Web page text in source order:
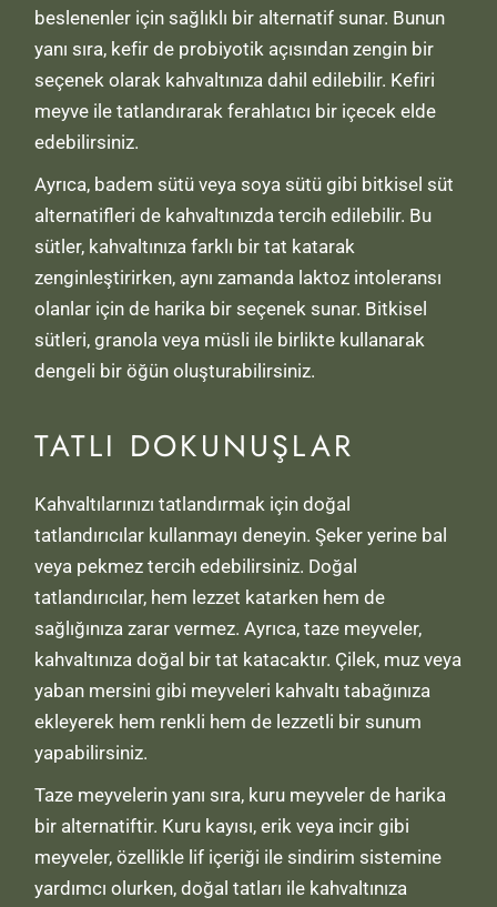
beslenenler için sağlıklı bir alternatif sunar. Bunun
yanı sıra, kefir de probiyotik açısından zengin bir
seçenek olarak kahvaltınıza dahil edilebilir. Kefiri
meyve ile tatlandırarak ferahlatıcı bir içecek elde
edebilirsiniz.
Ayrıca, badem sütü veya soya sütü gibi bitkisel süt
alternatifleri de kahvaltınızda tercih edilebilir. Bu
sütler, kahvaltınıza farklı bir tat katarak
zenginleştirirken, aynı zamanda laktoz intoleransı
olanlar için de harika bir seçenek sunar. Bitkisel
sütleri, granola veya müsli ile birlikte kullanarak
dengeli bir öğün oluşturabilirsiniz.
TATLI DOKUNUŞLAR
Kahvaltılarınızı tatlandırmak için doğal
tatlandırıcılar kullanmayı deneyin. Şeker yerine bal
veya pekmez tercih edebilirsiniz. Doğal
tatlandırıcılar, hem lezzet katarken hem de
sağlığınıza zarar vermez. Ayrıca, taze meyveler,
kahvaltınıza doğal bir tat katacaktır. Çilek, muz veya
yaban mersini gibi meyveleri kahvaltı tabağınıza
ekleyerek hem renkli hem de lezzetli bir sunum
yapabilirsiniz.
Taze meyvelerin yanı sıra, kuru meyveler de harika
bir alternatiftir. Kuru kayısı, erik veya incir gibi
meyveler, özellikle lif içeriği ile sindirim sistemine
yardımcı olurken, doğal tatları ile kahvaltınıza